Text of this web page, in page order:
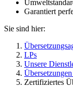
Garantiert
Sie sind hier:
LPs
Unsere
Zertifiziertes